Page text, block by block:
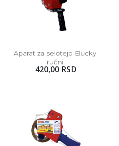
Aparat za selotejp Elucky
ručni
420,00 RSD